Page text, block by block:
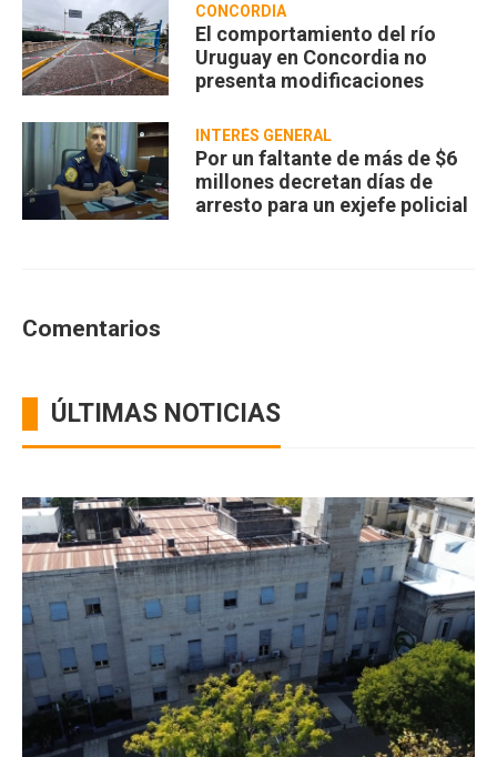
CONCORDIA
El comportamiento del río
Uruguay en Concordia no
presenta modificaciones
INTERÉS GENERAL
Por un faltante de más de $6
millones decretan días de
arresto para un exjefe policial
Comentarios
ÚLTIMAS NOTICIAS